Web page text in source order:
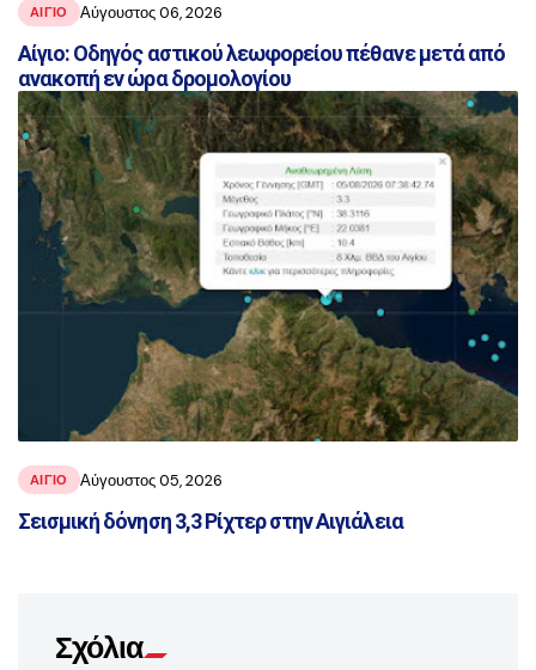
ΑΙΓΙΟ Αύγουστος 06, 2026
Αίγιο: Οδηγός αστικού λεωφορείου πέθανε μετά από
ανακοπή εν ώρα δρομολογίου
ΑΙΓΙΟ Αύγουστος 05, 2026
Σεισμική δόνηση 3,3 Ρίχτερ στην Αιγιάλεια
Σχόλια